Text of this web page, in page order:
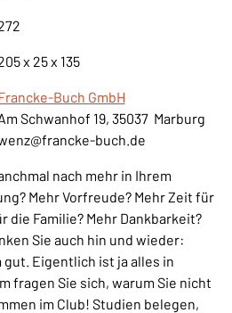
x 25 x 135
Buch GmbH
Schwanhof 19, 35037 Marburg
buch.de
nach mehr in Ihrem
Mehr Vorfreude? Mehr Zeit für
die Familie? Mehr Dankbarkeit?
Sie auch hin und wieder:
Eigentlich ist ja alles in
fragen Sie sich, warum Sie nicht
im Club! Studien belegen,